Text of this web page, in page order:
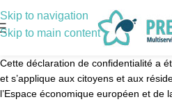
Skip to navigation
Skip to main content
Cette déclaration de confidentialité a
et s’applique aux citoyens et aux
l’Espace économique européen et de